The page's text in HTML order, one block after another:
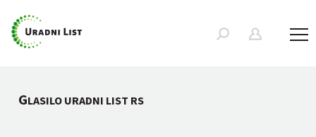
GLASILO URADNI LIST RS